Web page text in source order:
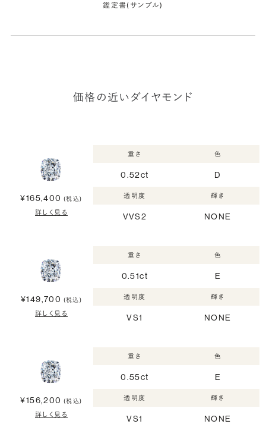
鑑定書(サンプル)
価格の近いダイヤモンド
¥165,400 (税込)
詳しく見る
重さ
0.52ct
色
D
透明度
VVS2
輝き
NONE
¥149,700 (税込)
詳しく見る
重さ
0.51ct
色
E
透明度
VS1
輝き
NONE
¥156,200 (税込)
詳しく見る
重さ
0.55ct
色
E
透明度
VS1
輝き
NONE